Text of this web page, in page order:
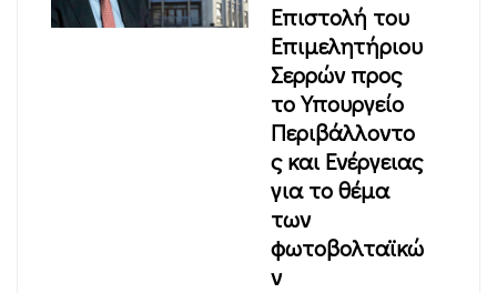
Επιστολή του
Επιμελητήριου
Σερρών προς
το Υπουργείο
Περιβάλλοντο
ς και Ενέργειας
για το θέμα
των
φωτοβολταϊκώ
ν